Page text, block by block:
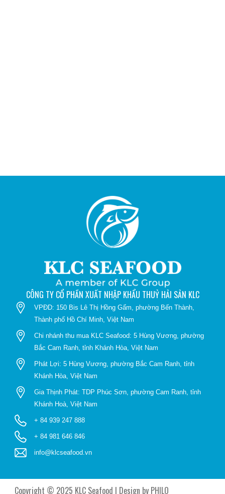
CÔNG TY CỔ PHẦN XUẤT NHẬP KHẨU THUỶ HẢI SẢN KLC
VPĐD: 150 Bis Lê Thị Hồng Gấm, phường Bến Thành,
Thành phố Hồ Chí Minh, Việt Nam
Chi nhánh thu mua KLC Seafood: 5 Hùng Vương, phường
Bắc Cam Ranh, tỉnh Khánh Hòa, Việt Nam
Phát Lợi: 5 Hùng Vương, phường Bắc Cam Ranh, tỉnh
Khánh Hòa, Việt Nam
Gia Thịnh Phát: TDP Phúc Sơn, phường Cam Ranh, tỉnh
Khánh Hoà, Việt Nam
+ 84 939 247 888
+ 84 981 646 846
info@klcseafood.vn
Copyright © 2025 KLC Seafood | Design by PHILO